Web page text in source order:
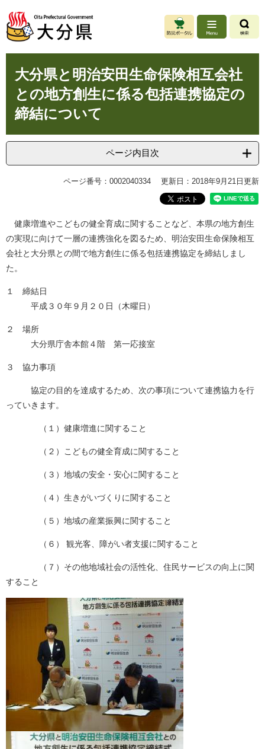
ジ
先
ュ
を
へ
大分県と明治安田生命保険相互会社
との地方創生に係る包括連携協定の
締結について
ページ内目次
ページ番号：0002040334 更新日：2018年9月21日更新
健康増進やこどもの健全育成に関することなど、本県の地方創生
の実現に向けて一層の連携強化を図るため、明治安田生命保険相互
会社と大分県との間で地方創生に係る包括連携協定を締結しまし
た。
１ 締結日
平成３０年９月２０日（木曜日）
２ 場所
大分県庁舎本館４階 第一応接室
３ 協力事項
協定の目的を達成するため、次の事項について連携協力を行
っていきます。
（１）健康増進に関すること
（２）こどもの健全育成に関すること
（３）地域の安全・安心に関すること
（４）生きがいづくりに関すること
（５）地域の産業振興に関すること
（６） 観光客、障がい者支援に関すること
（７）その他地域社会の活性化、住民サービスの向上に関
すること